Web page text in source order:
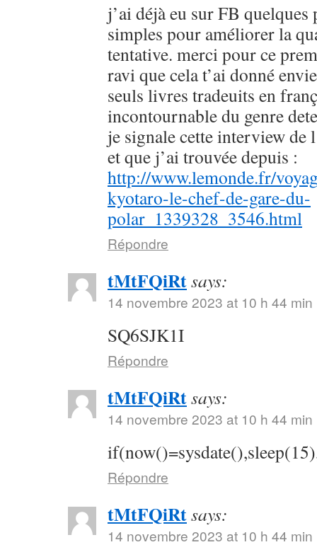
j’ai déjà eu sur FB quelques
simples pour améliorer la
tentative. merci pour ce
ravi que cela t’ai donné
seuls livres tradeuits en
incontournable du genre
je signale cette interview de
et que j’ai trouvée depuis :
http://www.lemonde.fr/
kyotaro-le-chef-de-gare-du-
polar_1339328_3546.html
Répondre
tMtFQiRtsays:
14 novembre 2023 at 10 h 44 min
SQ6SJK1I
Répondre
tMtFQiRtsays:
14 novembre 2023 at 10 h 44 min
Répondre
tMtFQiRtsays:
14 novembre 2023 at 10 h 44 min